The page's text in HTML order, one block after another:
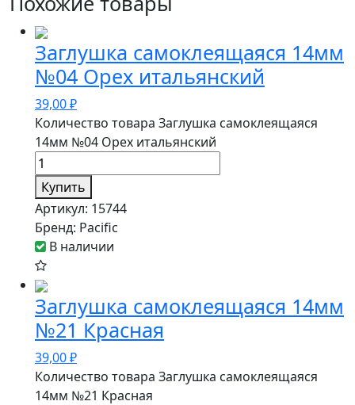
Заглушка самоклеящаяся 14мм
№04 Орех итальянский
39,00₽
Количество товара Заглушка самоклеящаяся
14мм №04 Орех итальянский
Купить
Артикул: 15744
Бренд: Pacific
В наличии
Заглушка самоклеящаяся 14мм
№21 Красная
39,00₽
Количество товара Заглушка самоклеящаяся
14мм №21 Красная